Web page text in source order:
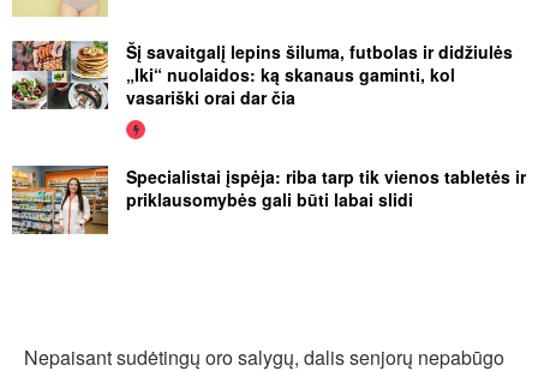
Šį savaitgalį lepins šiluma, futbolas ir didžiulės
„Iki“ nuolaidos: ką skanaus gaminti, kol
vasariški orai dar čia
Specialistai įspėja: riba tarp tik vienos tabletės ir
priklausomybės gali būti labai slidi
Nepaisant sudėtingų oro salygų, dalis senjorų nepabūgo